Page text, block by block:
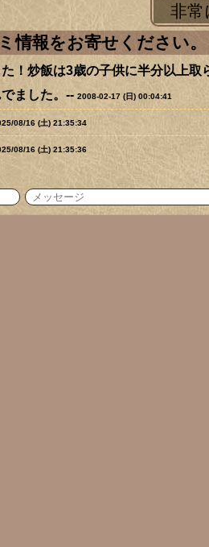
非常
情報をお寄せください。
！炒飯は3歳の子供に半分以上取
ました。-- 2008-02-17 (日) 00:04:41
08/16 (土) 21:35:34
08/16 (土) 21:35:36